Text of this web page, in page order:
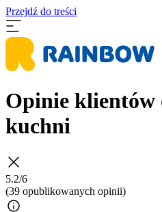
Przejdź do treści
Opinie klientów
kuchni
5.2/6
(39 opublikowanych opinii)